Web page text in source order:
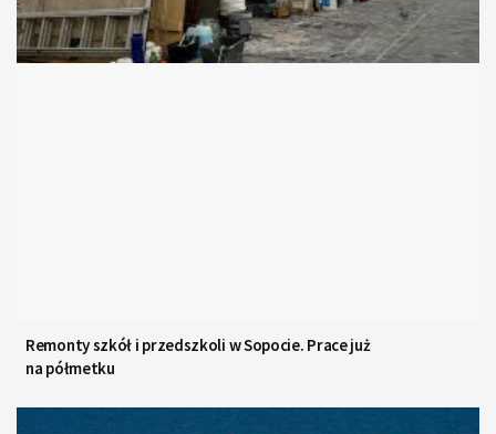
Remonty szkół i przedszkoli w Sopocie. Prace już
na półmetku